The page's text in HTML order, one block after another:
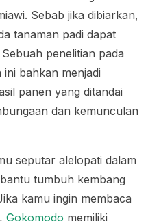
Sebab jika dibiarkan,
tanaman padi dapat
penelitian pada
bahkan menjadi
panen yang ditandai
dan kemunculan
seputar alelopati dalam
tumbuh kembang
kamu ingin membaca
Gokomodo memiliki